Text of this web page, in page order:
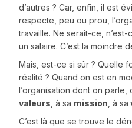
d’autres ? Car, enfin, il est
respecte, peu ou prou,
travaille. Ne serait-ce,
un salaire. C’est la moindre
Mais, est-ce si sûr ? Quelle
réalité ? Quand on est en
l’organisation dont on parle,
valeurs , à sa mission , à sa
C’est là que se trouve le